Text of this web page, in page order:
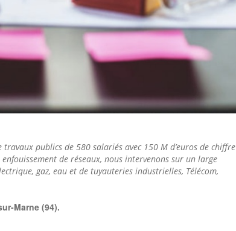
publics de 580 salariés avec 150 M d’euros de chiffre
de réseaux, nous intervenons sur un large
gaz, eau et de tuyauteries industrielles, Télécom,
Marne (94).